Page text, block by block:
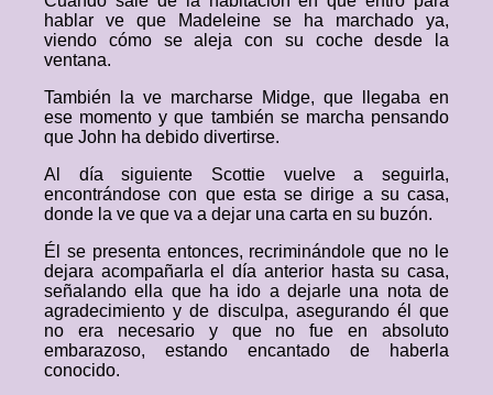
hablar ve que Madeleine se ha marchado ya,
viendo cómo se aleja con su coche desde la
ventana.
También la ve marcharse Midge, que llegaba en
ese momento y que también se marcha pensando
que John ha debido divertirse.
Al día siguiente Scottie vuelve a seguirla,
encontrándose con que esta se dirige a su casa,
donde la ve que va a dejar una carta en su buzón.
Él se presenta entonces, recriminándole que no le
dejara acompañarla el día anterior hasta su casa,
señalando ella que ha ido a dejarle una nota de
agradecimiento y de disculpa, asegurando él que
no era necesario y que no fue en absoluto
embarazoso, estando encantado de haberla
conocido.